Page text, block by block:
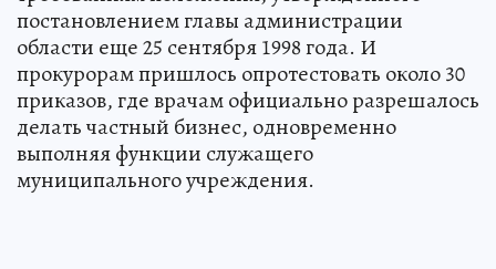
постановлением главы администрации
области еще 25 сентября 1998 года. И
прокурорам пришлось опротестовать около 30
приказов, где врачам официально разрешалось
делать частный бизнес, одновременно
выполняя функции служащего
муниципального учреждения.